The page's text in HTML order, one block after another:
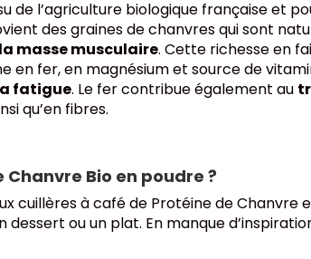
de l’agriculture biologique française et
des graines de chanvres qui sont
masse musculaire. Cette richesse en
en fer, en magnésium et source de
fatigue. Le fer contribue également au
qu’en fibres.
Bio en poudre ?
cuillères à café de Protéine de Chanvre
dessert ou un plat. En manque